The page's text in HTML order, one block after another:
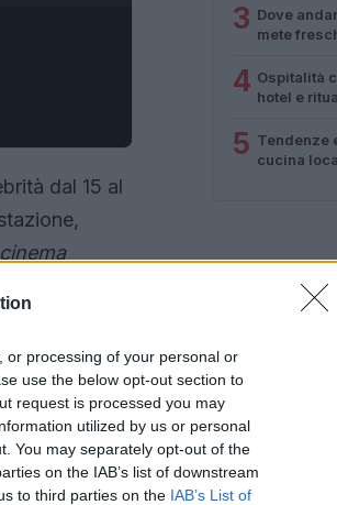
or processing of your personal or
use the below opt-out section to
request is processed you may
utilized by us or personal
You may separately opt-out of the
on the IAB’s list of downstream
to third parties on the IAB’s List of
dal 15 al
cinema
diciotto film
3 Dove
mete
4 Ospitalità
hotel e
5 Tendenze
cucina